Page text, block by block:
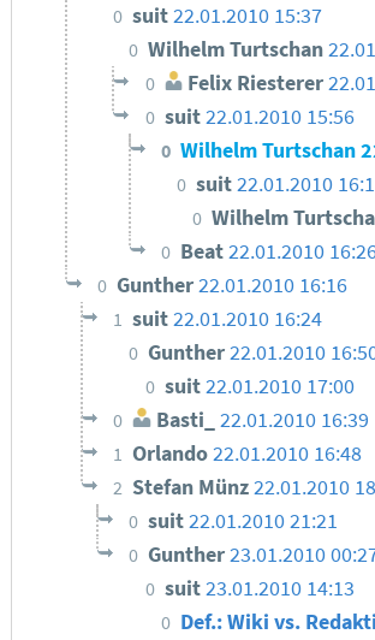
0 suit22.01.2010 15:37
0 Wilhelm Turtschan
0 Felix Riesterer
0 suit22.01.2010 15:56
0 Wilhelm Turtschan
0 suit22.01.2010
0 Wilhelm
0 Beat22.01.2010
0 Gunther22.01.2010 16:16
1 suit22.01.2010 16:24
0 Gunther22.01.2010
0 suit22.01.2010 17:00
0 Basti_ 22.01.2010 16:39
1 Orlando22.01.2010 16:48
2 Stefan Münz22.01.2010
0 suit22.01.2010 21:21
0 Gunther23.01.2010
0 suit23.01.2010 14:13
0 Def.: Wiki vs.